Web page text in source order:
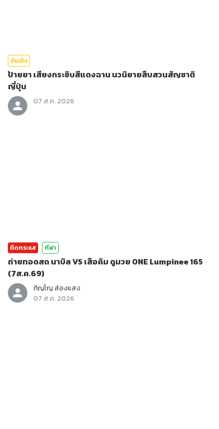
บันเทิง
ป้ายยา เสียงกระซิบสีแดงฉาน นวนิยายสืบสวนสัญชาติ
ญี่ปุ่น
07 ส.ค. 2026
ติดกระแส กีฬา
ถ่ายทอดสด นาบิล VS เสือคิม ดูมวย ONE Lumpinee 165
(7ส.ค.69)
ภิญโญ ส่องแสง
07 ส.ค. 2026